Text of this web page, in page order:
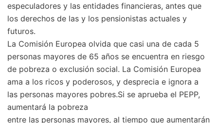
especuladores y las entidades financieras, antes que
los derechos de las y los pensionistas actuales y
futuros.
La Comisión Europea olvida que casi una de cada 5
personas mayores de 65 años se encuentra en riesgo
de pobreza o exclusión social. La Comisión Europea
ama a los ricos y poderosos, y desprecia e ignora a
las personas mayores pobres.Si se aprueba el PEPP,
aumentará la pobreza
entre las personas mayores, al tiempo que aumentarán